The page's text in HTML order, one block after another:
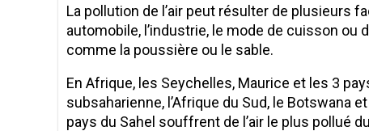
La pollution de l’air peut résulter de plusieurs
automobile, l’industrie, le mode de cuisson
comme la poussière ou le sable.
En Afrique, les Seychelles, Maurice et les 3
subsaharienne, l’Afrique du Sud, le Botswana
pays du Sahel souffrent de l’air le plus pollué